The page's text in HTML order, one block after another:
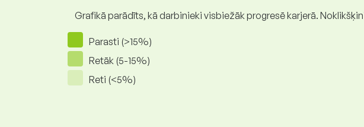
Grafikā parādīts, kā darbinieki visbiežāk progresē karjerā.
Parasti (>15%)
Retāk (5-15%)
Reti (<5%)